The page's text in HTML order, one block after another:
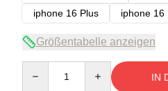
iphone 16 Plus
iphone 16
Größentabelle anzeigen
IN